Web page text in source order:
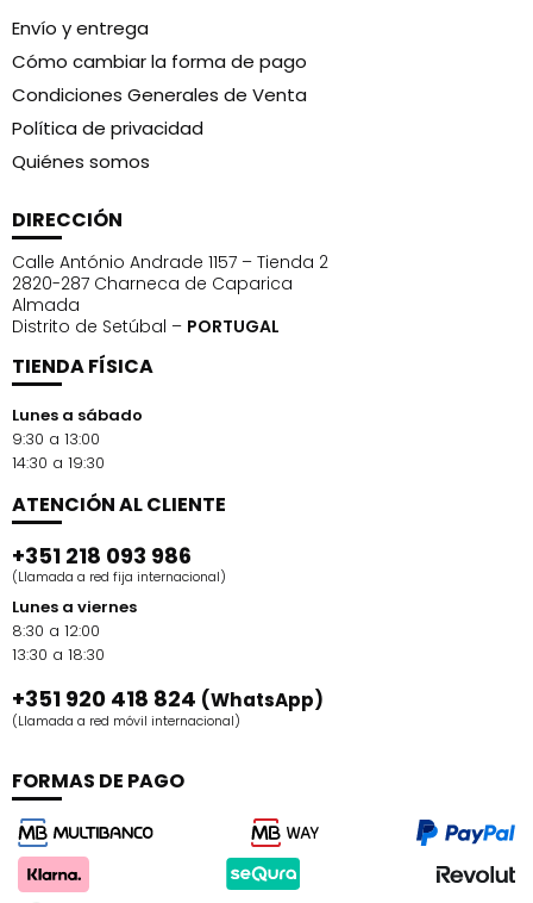
Envío y entrega
Cómo cambiar la forma de pago
Condiciones Generales de Venta
Política de privacidad
Quiénes somos
DIRECCIÓN
Calle António Andrade 1157 – Tienda 2
2820-287 Charneca de Caparica
Almada
Distrito de Setúbal – PORTUGAL
TIENDA FÍSICA
Lunes a sábado
9:30 a 13:00
14:30 a 19:30
ATENCIÓN AL CLIENTE
+351 218 093 986
(Llamada a red fija internacional)
Lunes a viernes
8:30 a 12:00
13:30 a 18:30
+351 920 418 824 (WhatsApp)
(Llamada a red móvil internacional)
FORMAS DE PAGO